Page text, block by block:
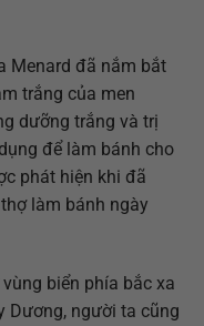
Menard đã nắm bắt
trắng của men
dưỡng trắng và trị
để làm bánh cho
phát hiện khi đã
làm bánh ngày
biển phía bắc xa
Dương, người ta cũng